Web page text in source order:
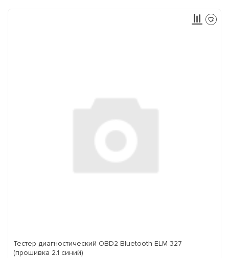
Тестер диагностический OBD2 Bluetooth ELM 327
(прошивка 2.1 синий)